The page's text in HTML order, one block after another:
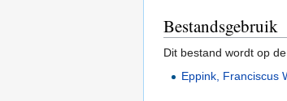
Bestandsgebruik
Dit bestand wordt op
Eppink, Franciscus